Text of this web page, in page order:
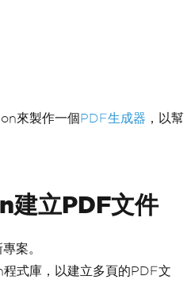
來製作一個PDF生成器 ，以幫
建立PDF文件
案。
式庫，以建立多頁的PDF文